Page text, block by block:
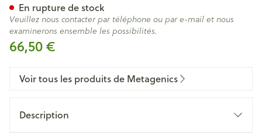
66,50 €
En rupture de stock
Veuillez nous contacter par téléphone ou par e-mail et nous
examinerons ensemble les possibilités.
Voir tous les produits de Metagenics
Description